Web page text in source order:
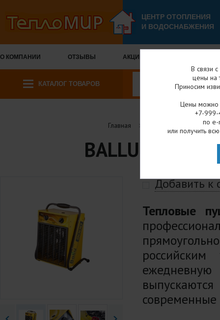
ЦЕНТР ОТОПЛЕНИЯ
И ВОДОСНАБЖЕНИЯ
О КОМПАНИИ ОТЗЫВЫ АКЦИИ И СКИДКИ
КАТАЛОГ ТОВАРОВ
Главная
BALLU
Добавить к
Тепловые
В связи
цены на
Приносим
Цены можно
+7-
по
или получить